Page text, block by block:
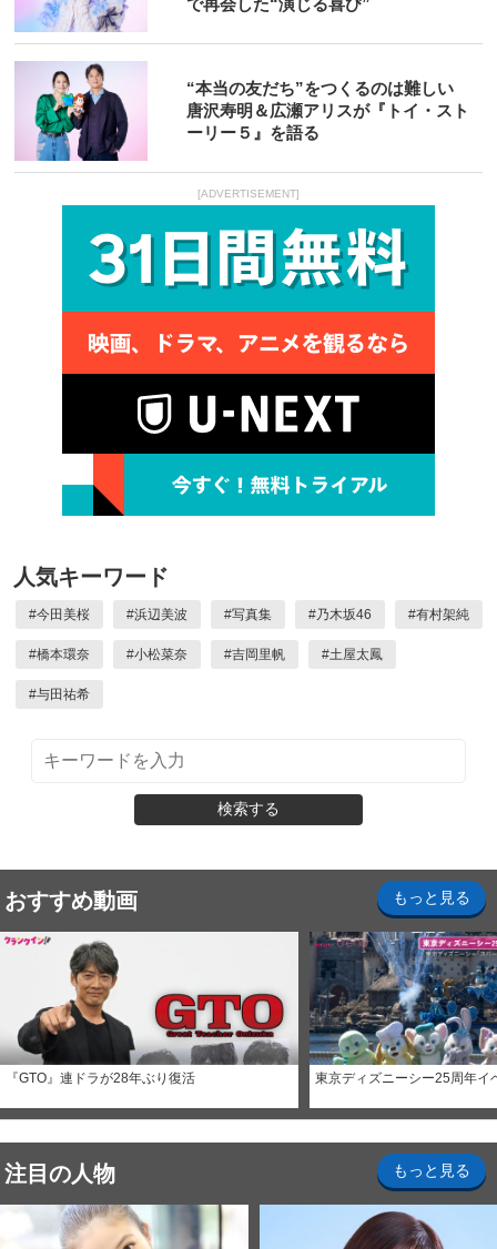
で再会した“演じる喜び”
“本当の友だち”をつくるのは難しい
唐沢寿明＆広瀬アリスが『トイ・スト
ーリー５』を語る
[ADVERTISEMENT]
人気キーワード
#今田美桜 #浜辺美波 #写真集 #乃木坂46 #有村架純
#橋本環奈 #小松菜奈 #吉岡里帆 #土屋太鳳
#与田祐希
検索する
おすすめ動画 もっと見る
『GTO』連ドラが28年ぶり復活 東京ディズニーシー25周年イ
注目の人物 もっと見る